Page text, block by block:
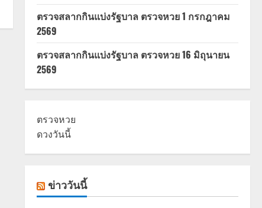
ตรวจสลากกินแบ่งรัฐบาล ตรวจหวย 1 กรกฎาคม
2569
ตรวจสลากกินแบ่งรัฐบาล ตรวจหวย 16 มิถุนายน
2569
ตรวจหวย
ดวงวันนี้
ข่าววันนี้